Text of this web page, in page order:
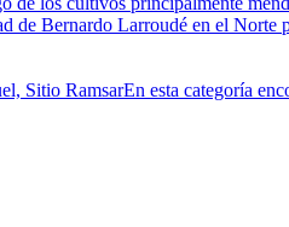
de Bernardo Larroudé en el
Sitio RamsarEn esta categoría